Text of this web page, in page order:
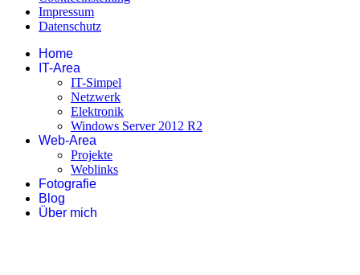
Impressum
Datenschutz
Home
IT-Area
IT-Simpel
Netzwerk
Elektronik
Windows Server 2012 R2
Web-Area
Projekte
Weblinks
Fotografie
Blog
Über mich